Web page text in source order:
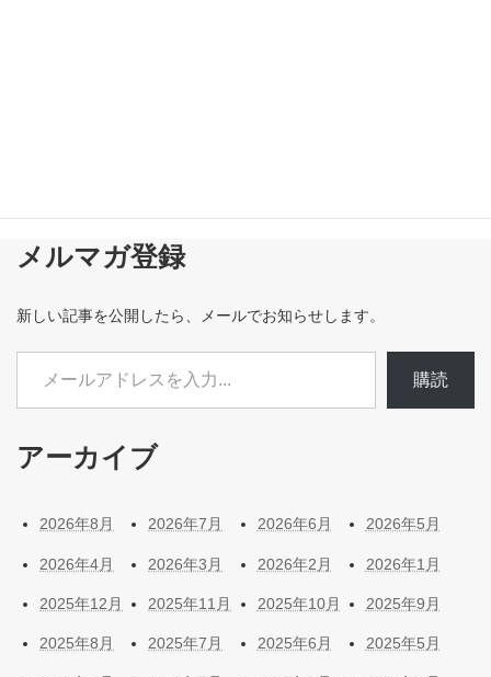
メルマガ登録
新しい記事を公開したら、メールでお知らせします。
メールアドレスを入力...
購読
アーカイブ
2026年8月 2026年7月 2026年6月 2026年5月
2026年4月 2026年3月 2026年2月 2026年1月
2025年12月 2025年11月 2025年10月 2025年9月
2025年8月 2025年7月 2025年6月 2025年5月